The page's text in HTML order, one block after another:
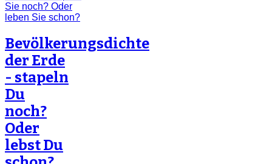
Bevölkerungsdichte
der Erde
- stapeln
Du
noch?
Oder
lebst Du